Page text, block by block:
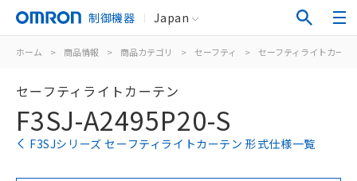
制御機器 Japan
ホーム > 商品情報 > 商品カテゴリ > セーフティ > セーフティライトカー
セーフティライトカーテン
F3SJ-A2495P20-S
F3SJシリーズ セーフティライトカーテン 形式仕様一覧